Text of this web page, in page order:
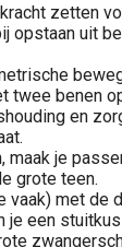
zetten
opstaan uit
twee benen
en
maak je
grote teen.
vaak) met de
je een